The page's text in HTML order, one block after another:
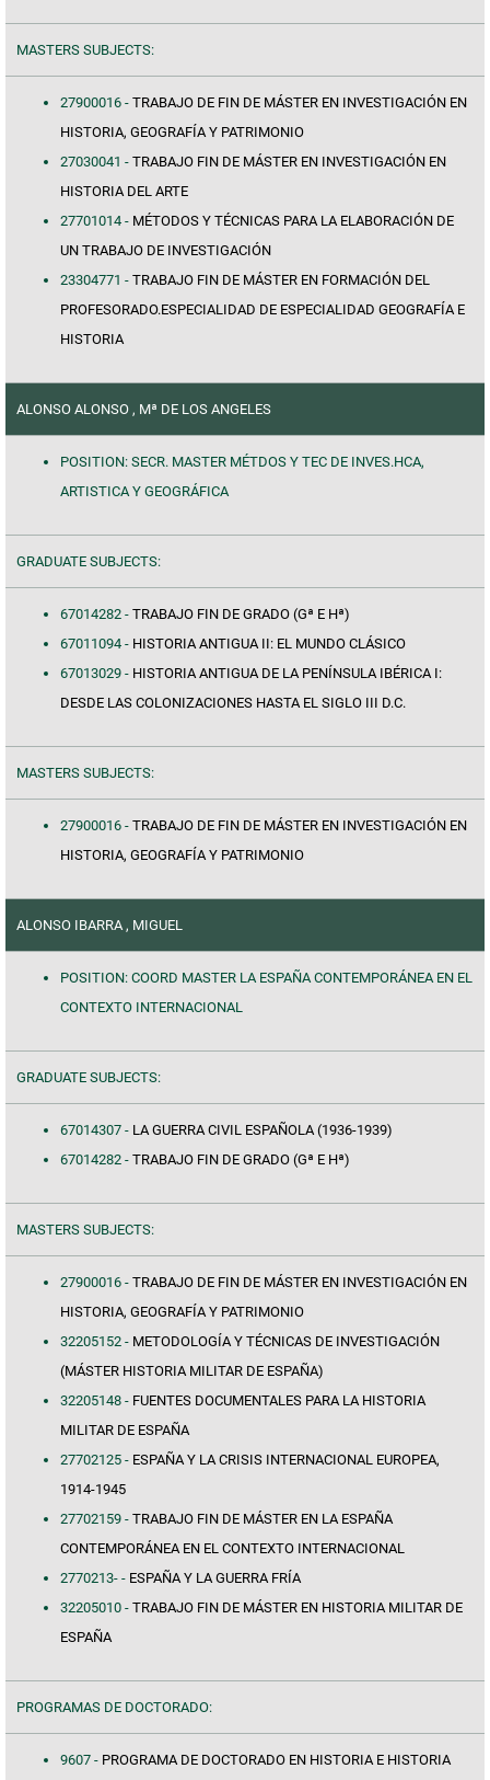
MASTERS SUBJECTS:
27900016 - TRABAJO DE FIN DE MÁSTER EN INVESTIGACIÓN EN
HISTORIA, GEOGRAFÍA Y PATRIMONIO
27030041 - TRABAJO FIN DE MÁSTER EN INVESTIGACIÓN EN
HISTORIA DEL ARTE
27701014 - MÉTODOS Y TÉCNICAS PARA LA ELABORACIÓN DE
UN TRABAJO DE INVESTIGACIÓN
23304771 - TRABAJO FIN DE MÁSTER EN FORMACIÓN DEL
PROFESORADO.ESPECIALIDAD DE ESPECIALIDAD GEOGRAFÍA E
HISTORIA
ALONSO ALONSO , Mª DE LOS ANGELES
POSITION: SECR. MASTER MÉTDOS Y TEC DE INVES.HCA,
ARTISTICA Y GEOGRÁFICA
GRADUATE SUBJECTS:
67014282 - TRABAJO FIN DE GRADO (Gª E Hª)
67011094 - HISTORIA ANTIGUA II: EL MUNDO CLÁSICO
67013029 - HISTORIA ANTIGUA DE LA PENÍNSULA IBÉRICA I:
DESDE LAS COLONIZACIONES HASTA EL SIGLO III D.C.
MASTERS SUBJECTS:
27900016 - TRABAJO DE FIN DE MÁSTER EN INVESTIGACIÓN EN
HISTORIA, GEOGRAFÍA Y PATRIMONIO
ALONSO IBARRA , MIGUEL
POSITION: COORD MASTER LA ESPAÑA CONTEMPORÁNEA EN EL
CONTEXTO INTERNACIONAL
GRADUATE SUBJECTS:
67014307 - LA GUERRA CIVIL ESPAÑOLA (1936-1939)
67014282 - TRABAJO FIN DE GRADO (Gª E Hª)
MASTERS SUBJECTS:
27900016 - TRABAJO DE FIN DE MÁSTER EN INVESTIGACIÓN EN
HISTORIA, GEOGRAFÍA Y PATRIMONIO
32205152 - METODOLOGÍA Y TÉCNICAS DE INVESTIGACIÓN
(MÁSTER HISTORIA MILITAR DE ESPAÑA)
32205148 - FUENTES DOCUMENTALES PARA LA HISTORIA
MILITAR DE ESPAÑA
27702125 - ESPAÑA Y LA CRISIS INTERNACIONAL EUROPEA,
1914-1945
27702159 - TRABAJO FIN DE MÁSTER EN LA ESPAÑA
CONTEMPORÁNEA EN EL CONTEXTO INTERNACIONAL
2770213- - ESPAÑA Y LA GUERRA FRÍA
32205010 - TRABAJO FIN DE MÁSTER EN HISTORIA MILITAR DE
ESPAÑA
PROGRAMAS DE DOCTORADO:
9607 - PROGRAMA DE DOCTORADO EN HISTORIA E HISTORIA